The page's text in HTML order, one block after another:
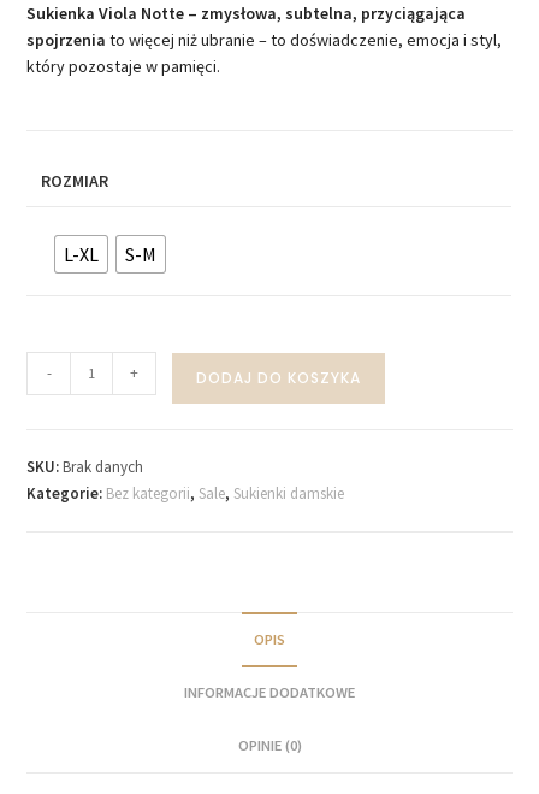
Sukienka Viola Notte – zmysłowa, subtelna, przyciągająca
spojrzenia to więcej niż ubranie – to doświadczenie, emocja i styl,
który pozostaje w pamięci.
ROZMIAR
L-XL S-M
- + DODAJ DO KOSZYKA
SKU:Brak danych
Kategorie: Bez kategorii,Sale,Sukienki damskie
OPIS
INFORMACJE DODATKOWE
OPINIE (0)